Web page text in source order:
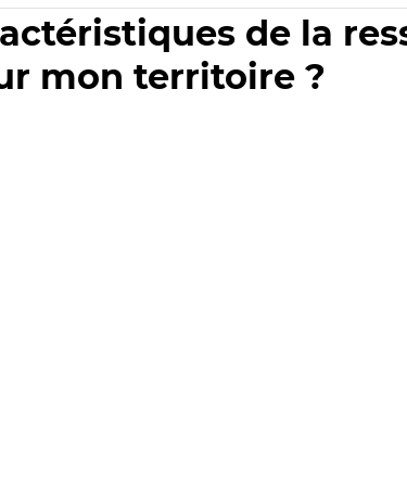
de la
mon territoire ?